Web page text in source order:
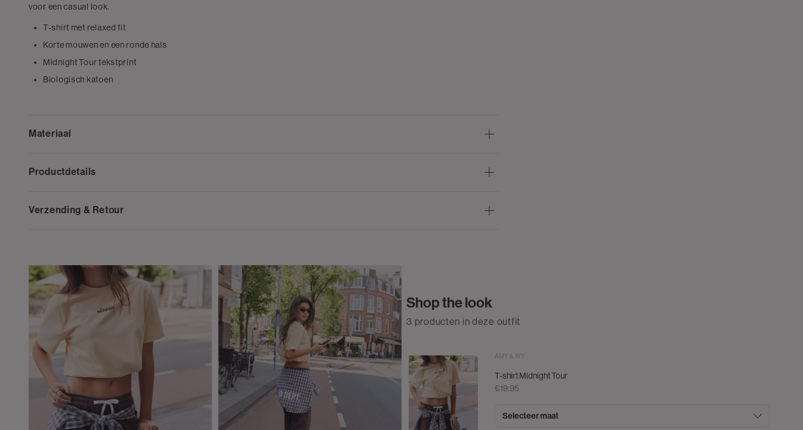
voor een casual look.
T-shirt met relaxed fit
Korte mouwen en een ronde hals
Midnight Tour tekstprint
Biologisch katoen
Materiaal
Productdetails
Verzending & Retour
Shop the look
3 producten in deze outfit
AMY & IVY
T-shirt Midnight Tour
€19.95
Selecteer maat